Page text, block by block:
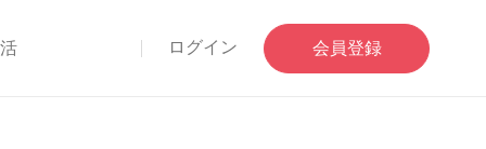
ログイン 会員登録